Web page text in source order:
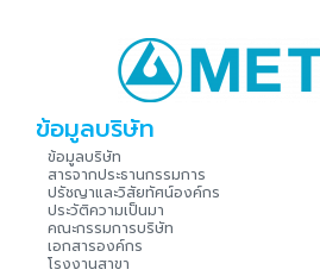
ข้อมูลบริษัท
ข้อมูลบริษัท
สารจากประธานกรรมการ
ปรัชญาและวิสัยทัศน์องค์กร
ประวัติความเป็นมา
คณะกรรมการบริษัท
เอกสารองค์กร
โรงงานสาขา